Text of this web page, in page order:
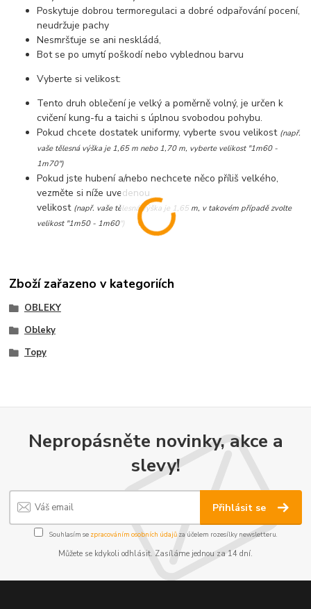
Poskytuje dobrou termoregulaci a dobré odpařování pocení,
neudržuje pachy
Nesmršťuje se ani neskládá,
Bot se po umytí poškodí nebo vyblednou barvu
Vyberte si velikost:
Tento druh oblečení je velký a poměrně volný, je určen k
cvičení kung-fu a taichi s úplnou svobodou pohybu.
Pokud chcete dostatek uniformy, vyberte svou velikost (např.
vaše tělesná výška je 1,65 m nebo 1,70 m, vyberte velikost "1m60 -
1m70")
Pokud jste hubení a/nebo nechcete něco příliš velkého,
vezměte si níže uvedenou
velikost (např. vaše tělesná výška je 1,65 m, v takovém případě zvolte
velikost "1m50 - 1m60")
Zboží zařazeno v kategoriích
OBLEKY
Obleky
Topy
Nepropásněte novinky, akce a
slevy!
Přihlásit se
Souhlasím se zpracováním osobních údajůza účelem rozesílky newsletteru.
Můžete se kdykoli odhlásit. Zasíláme jednou za 14 dní.